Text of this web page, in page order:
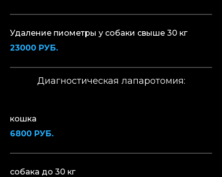
Удаление пиометры у собаки свыше 30 кг
23000 РУБ.
Диагностическая лапаротомия:
кошка
6800 РУБ.
собака до 30 кг